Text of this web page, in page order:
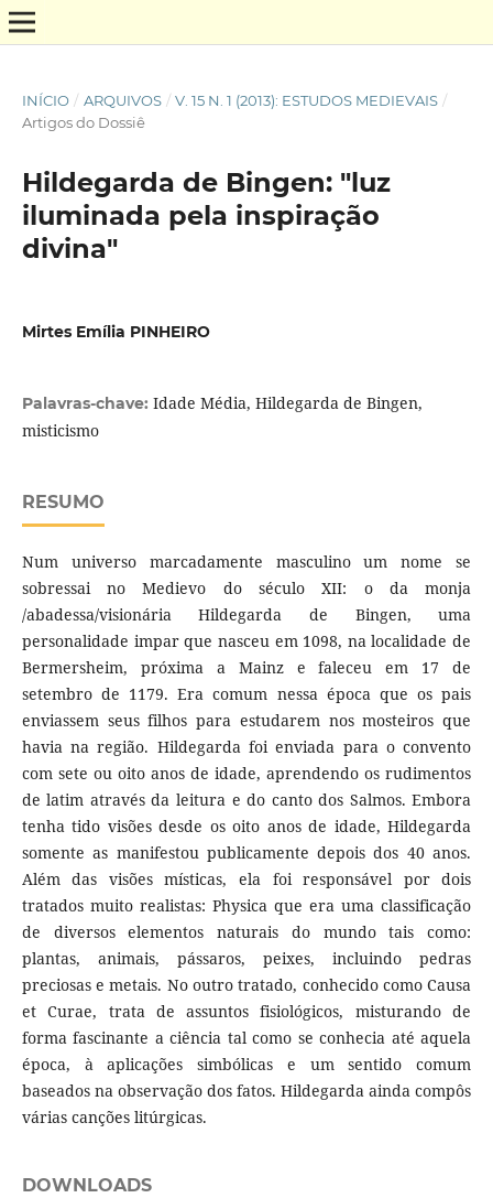
INÍCIO / ARQUIVOS / V. 15 N. 1 (2013): ESTUDOS MEDIEVAIS /
Artigos do Dossiê
Hildegarda de Bingen: "luz
iluminada pela inspiração
divina"
Mirtes Emília PINHEIRO
Palavras-chave: Idade Média, Hildegarda de Bingen,
misticismo
RESUMO
Num universo marcadamente masculino um nome se
sobressai no Medievo do século XII: o da monja
/abadessa/visionária Hildegarda de Bingen, uma
personalidade impar que nasceu em 1098, na localidade de
Bermersheim, próxima a Mainz e faleceu em 17 de
setembro de 1179. Era comum nessa época que os pais
enviassem seus filhos para estudarem nos mosteiros que
havia na região. Hildegarda foi enviada para o convento
com sete ou oito anos de idade, aprendendo os rudimentos
de latim através da leitura e do canto dos Salmos. Embora
tenha tido visões desde os oito anos de idade, Hildegarda
somente as manifestou publicamente depois dos 40 anos.
Além das visões místicas, ela foi responsável por dois
tratados muito realistas: Physica que era uma classificação
de diversos elementos naturais do mundo tais como:
plantas, animais, pássaros, peixes, incluindo pedras
preciosas e metais. No outro tratado, conhecido como Causa
et Curae, trata de assuntos fisiológicos, misturando de
forma fascinante a ciência tal como se conhecia até aquela
época, à aplicações simbólicas e um sentido comum
baseados na observação dos fatos. Hildegarda ainda compôs
várias canções litúrgicas.
DOWNLOADS